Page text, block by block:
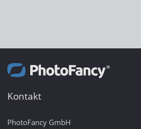
Kontakt
PhotoFancy GmbH